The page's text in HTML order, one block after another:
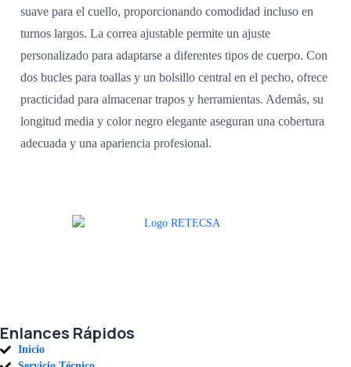
suave para el cuello, proporcionando comodidad incluso en
turnos largos. La correa ajustable permite un ajuste
personalizado para adaptarse a diferentes tipos de cuerpo. Con
dos bucles para toallas y un bolsillo central en el pecho, ofrece
practicidad para almacenar trapos y herramientas. Además, su
longitud media y color negro elegante aseguran una cobertura
adecuada y una apariencia profesional.
Enlances Rápidos
Inicio